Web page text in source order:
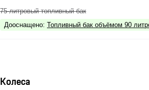
75-литровый топливный бак
Дооснащено: Топливный бак объёмом 90
Колеса